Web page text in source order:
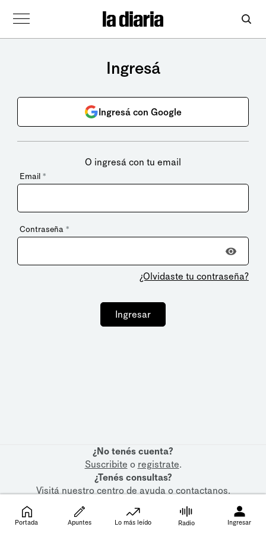
Ingresá
Ingresá con Google
O ingresá con tu email
Email *
Contraseña *
¿Olvidaste tu contraseña?
Ingresar
¿No tenés cuenta?
Suscribite o registrate.
¿Tenés consultas?
Visitá nuestrocentro de ayudaocontactanos.
Portada Apuntes Lo más leído Radio Ingresar